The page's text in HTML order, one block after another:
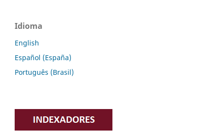
Idioma
English
Español (España)
Português (Brasil)